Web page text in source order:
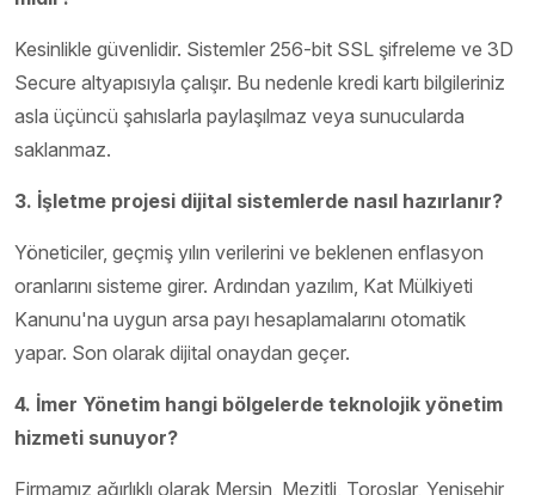
Kesinlikle güvenlidir. Sistemler 256-bit SSL şifreleme ve 3D
Secure altyapısıyla çalışır. Bu nedenle kredi kartı bilgileriniz
asla üçüncü şahıslarla paylaşılmaz veya sunucularda
saklanmaz.
3. İşletme projesi dijital sistemlerde nasıl hazırlanır?
Yöneticiler, geçmiş yılın verilerini ve beklenen enflasyon
oranlarını sisteme girer. Ardından yazılım, Kat Mülkiyeti
Kanunu'na uygun arsa payı hesaplamalarını otomatik
yapar. Son olarak dijital onaydan geçer.
4. İmer Yönetim hangi bölgelerde teknolojik yönetim
hizmeti sunuyor?
Firmamız ağırlıklı olarak Mersin, Mezitli, Toroslar, Yenişehir